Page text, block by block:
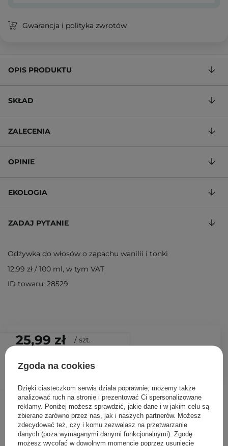
25,99 zł / szt.
Gwarancja i polityka zwrotów
OPIS PRODUKTU
SKŁAD
ZALECENIA
OPINIE
EKOLOGIA
ZADAJ PYTANIE
Odżywka do włosów o zapachu wanilii i tonki
12,99 zł / 100 ml, w tym VAT
ID towaru: 28529
Inni klienci sprawdzali również
Zgoda na cookies
Dzięki ciasteczkom serwis działa poprawnie; możemy także
analizować ruch na stronie i prezentować Ci spersonalizowane
reklamy. Poniżej możesz sprawdzić, jakie dane i w jakim celu są
zbierane zarówno przez nas, jak i naszych partnerów. Możesz
zdecydować też, czy i komu zezwalasz na przetwarzanie
danych (poza wymaganymi danymi funkcjonalnymi). Zgodę
możesz wycofać w dowolnym momencie poprzez usunięcie